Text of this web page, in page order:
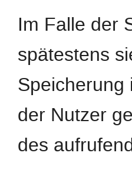
Im Falle der
spätestens
Speicherung
der Nutzer
des